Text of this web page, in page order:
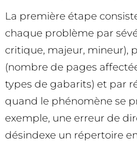
La première étape
chaque problème par
critique, majeur, mineur),
(nombre de pages
types de gabarits) et par
quand le phénomène se
exemple, une erreur de
désindexe un répertoire